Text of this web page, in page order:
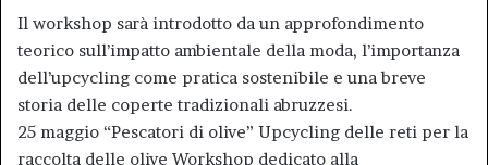
Il workshop sarà introdotto da un approfondimento
teorico sull’impatto ambientale della moda, l’importanza
dell’upcycling come pratica sostenibile e una breve
storia delle coperte tradizionali abruzzesi.
25 maggio “Pescatori di olive” Upcycling delle reti per la
raccolta delle olive Workshop dedicato alla